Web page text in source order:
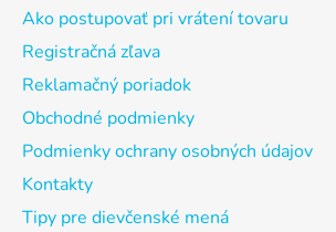
Ako postupovať pri vrátení tovaru
Registračná zľava
Reklamačný poriadok
Obchodné podmienky
Podmienky ochrany osobných údajov
Kontakty
Tipy pre dievčenské mená